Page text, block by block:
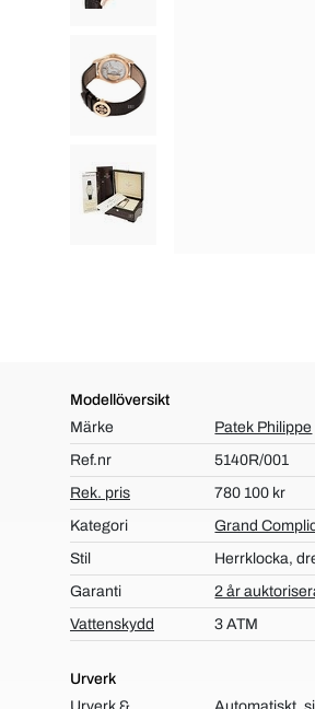
Modellöversikt
Märke
Patek Philippe
Ref.nr
5140R/001
Rek. pris
780 100 kr
Kategori
Grand
Stil
Herrklocka,
Garanti
2 år
Vattenskydd
3 ATM
Urverk